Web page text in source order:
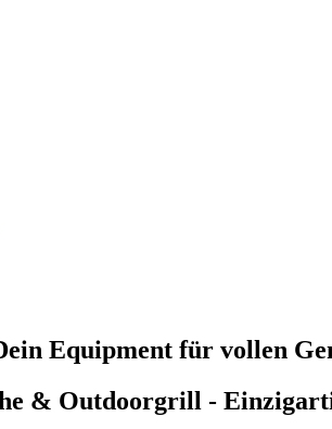
Equipment für vollen
& Outdoorgrill -